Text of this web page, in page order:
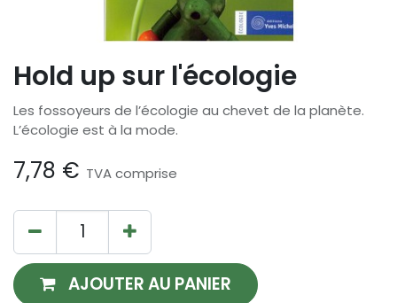
Hold up sur l'écologie
Les fossoyeurs de l’écologie au chevet de la planète.
L’écologie est à la mode.
7,78 € TVA comprise
AJOUTER AU PANIER